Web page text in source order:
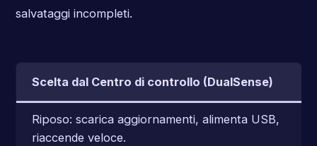
salvataggi incompleti.
Scelta dal Centro di controllo (DualSense)
Riposo: scarica aggiornamenti, alimenta USB,
riaccende veloce.